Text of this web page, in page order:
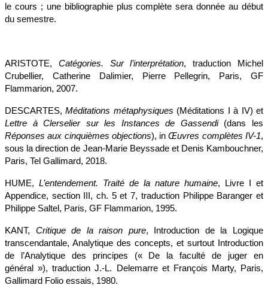
le cours ; une bibliographie plus complète sera donnée au début
du semestre.
ARISTOTE, Catégories. Sur l’interprétation, traduction Michel
Crubellier, Catherine Dalimier, Pierre Pellegrin, Paris, GF
Flammarion, 2007.
DESCARTES,Méditations métaphysiques (Méditations I à IV) et
Lettre à Clerselier sur les Instances de Gassendi (dans les
Réponses aux cinquièmes objections), inŒuvres complètes IV-1,
sous la direction de Jean-Marie Beyssade et Denis Kambouchner,
Paris, Tel Gallimard, 2018.
HUME, L’entendement. Traité de la nature humaine, Livre I et
Appendice, section III, ch. 5 et 7, traduction Philippe Baranger et
Philippe Saltel, Paris, GF Flammarion, 1995.
KANT, Critique de la raison pure, Introduction de la Logique
transcendantale, Analytique des concepts, et surtout Introduction
de l’Analytique des principes (« De la faculté de juger en
général »), traduction J.-L. Delemarre et François Marty, Paris,
Gallimard Folio essais, 1980.